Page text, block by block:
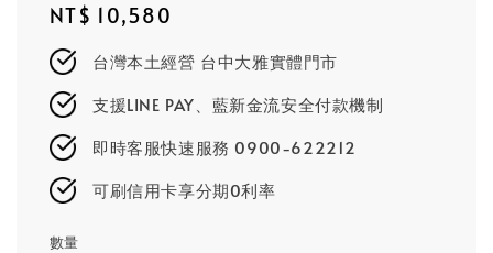
Regular
price
NT$ 10,580
台灣本土經營 台中大雅實體門市
支援LINE PAY、藍新金流安全付款機制
即時客服快速服務 0900-622212
可刷信用卡享分期0利率
數量